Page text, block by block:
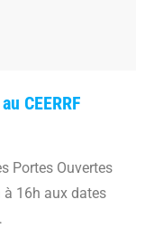
CEERRF
Portes Ouvertes
16h aux dates